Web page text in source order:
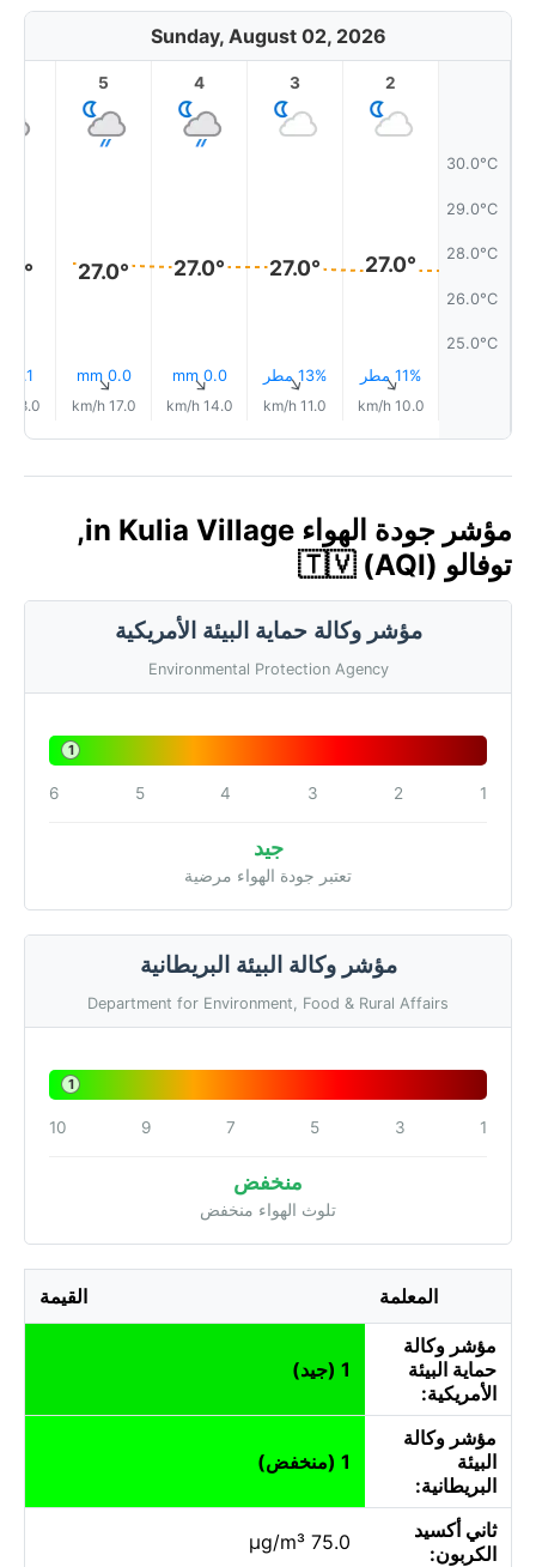
Sunday, August 02, 2026
30.0°C
29.0°C
28.0°C
26.0°C
25.0°C
2
27.0°
11% مطر↑
10.0 km/h
3
27.0°
13% مطر↑
11.0 km/h
4
27.0°
0.0 mm
↑
14.0 km/h
5
27.0°
0.0 mm
↑
17.0 km/h
0.1 mm
18.0 km/h
مؤشر جودة الهواء in Kulia Village,
توفالو 🇹🇻 (AQI)
مؤشر وكالة حماية البيئة الأمريكية
Environmental Protection Agency
1
1
2
3
4
5
6
جيد
تعتبر جودة الهواء مرضية
مؤشر وكالة البيئة البريطانية
Department for Environment, Food & Rural Affairs
1
1
3
5
7
9
10
منخفض
تلوث الهواء منخفض
المعلمة القيمة
مؤشر وكالة
حماية البيئة
الأمريكية:
1 (جيد)
مؤشر وكالة
البيئة
البريطانية:
1 (منخفض)
ثاني أكسيد
الكربون:
75.0 µg/m³